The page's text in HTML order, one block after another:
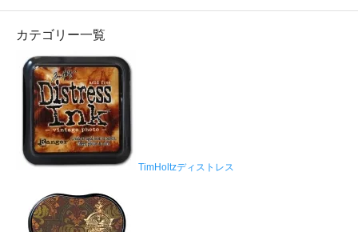
カテゴリー一覧
TimHoltzディストレス